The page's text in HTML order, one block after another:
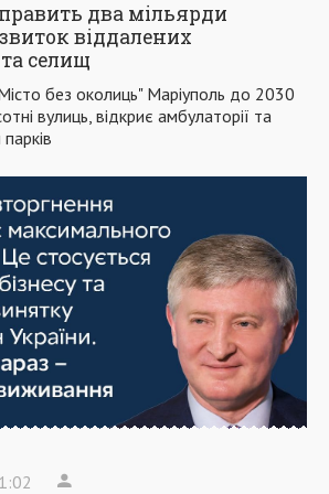
два мільярди
віддалених
селищ
без околиць" Маріуполь до 2030
вулиць, відкриє амбулаторії та